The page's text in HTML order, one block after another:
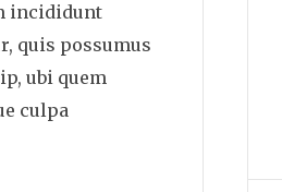
incididunt
quis possumus
ubi quem
culpa